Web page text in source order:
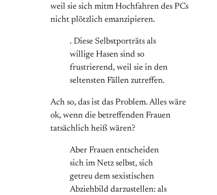
weil sie sich mitm Hochfahren des PCs
nicht plötzlich emanzipieren.
. Diese Selbstporträts als
willige Hasen sind so
frustrierend, weil sie in den
seltensten Fällen zutreffen.
Ach so, das ist das Problem. Alles wäre
ok, wenn die betreffenden Frauen
tatsächlich heiß wären?
Aber Frauen entscheiden
sich im Netz selbst, sich
getreu dem sexistischen
Abziehbild darzustellen: als